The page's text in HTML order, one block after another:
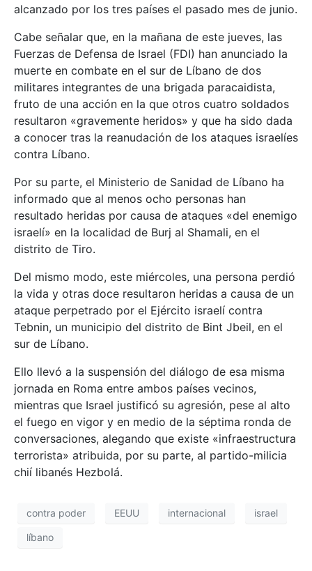
alcanzado por los tres países el pasado mes de junio.
Cabe señalar que, en la mañana de este jueves, las
Fuerzas de Defensa de Israel (FDI) han anunciado la
muerte en combate en el sur de Líbano de dos
militares integrantes de una brigada paracaidista,
fruto de una acción en la que otros cuatro soldados
resultaron «gravemente heridos» y que ha sido dada
a conocer tras la reanudación de los ataques israelíes
contra Líbano.
Por su parte, el Ministerio de Sanidad de Líbano ha
informado que al menos ocho personas han
resultado heridas por causa de ataques «del enemigo
israelí» en la localidad de Burj al Shamali, en el
distrito de Tiro.
Del mismo modo, este miércoles, una persona perdió
la vida y otras doce resultaron heridas a causa de un
ataque perpetrado por el Ejército israelí contra
Tebnin, un municipio del distrito de Bint Jbeil, en el
sur de Líbano.
Ello llevó a la suspensión del diálogo de esa misma
jornada en Roma entre ambos países vecinos,
mientras que Israel justificó su agresión, pese al alto
el fuego en vigor y en medio de la séptima ronda de
conversaciones, alegando que existe «infraestructura
terrorista» atribuida, por su parte, al partido-milicia
chií libanés Hezbolá.
contra poder EEUU internacional israel
líbano